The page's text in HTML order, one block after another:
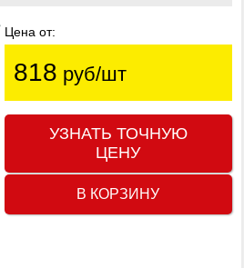
Цена от:
818 руб/шт
УЗНАТЬ ТОЧНУЮ
ЦЕНУ
В КОРЗИНУ